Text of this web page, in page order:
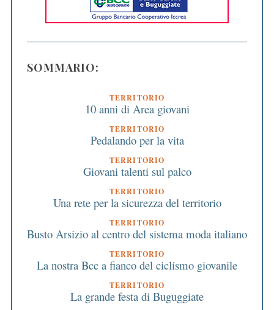
SOMMARIO:
TERRITORIO
10 anni di Area giovani
TERRITORIO
Pedalando per la vita
TERRITORIO
Giovani talenti sul palco
TERRITORIO
Una rete per la sicurezza del territorio
TERRITORIO
Busto Arsizio al centro del sistema moda italiano
TERRITORIO
La nostra Bcc a fianco del ciclismo giovanile
TERRITORIO
La grande festa di Buguggiate